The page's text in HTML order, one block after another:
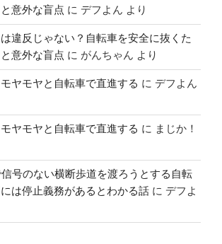
意外な盲点 に デフよん より
違反じゃない？自転車を安全に抜くた
意外な盲点 に がんちゃん より
ヤモヤと自転車で直進する に デフよん
ヤモヤと自転車で直進する に まじか！
号のない横断歩道を渡ろうとする自転
は停止義務があるとわかる話 に デフよ